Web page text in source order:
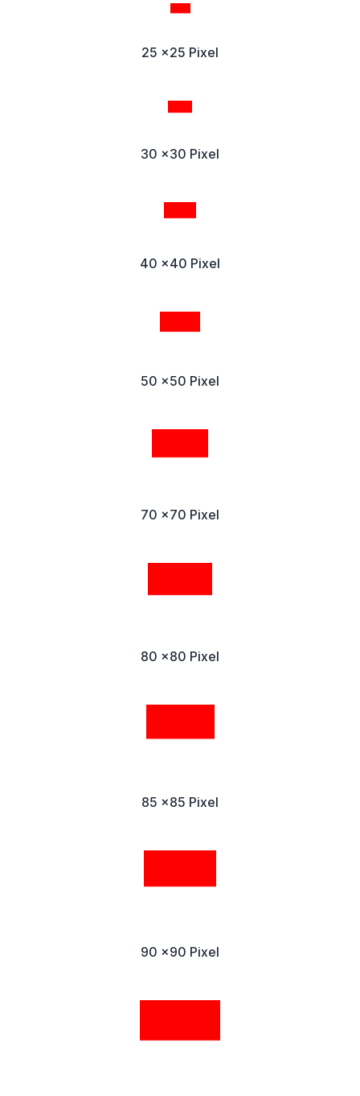
25 x25 Pixel
30 x30 Pixel
40 x40 Pixel
50 x50 Pixel
70 x70 Pixel
80 x80 Pixel
85 x85 Pixel
90 x90 Pixel